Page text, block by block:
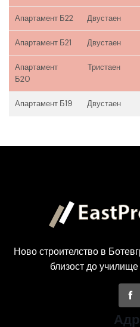
Апартамент Б22 Двустаен
Апартамент Б21 Двустаен
Апартамент
Б20
Тристаен
Апартамент Б19 Двустаен
Ново строителство в
близост до училище